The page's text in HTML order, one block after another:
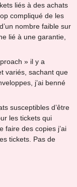
liés à des achats
compliqué de les
nombre faible sur
lié à une garantie,
» il y a
variés, sachant que
j’ai benné
susceptibles d’être
les tickets qui
faire des copies j’ai
tickets. Pas de